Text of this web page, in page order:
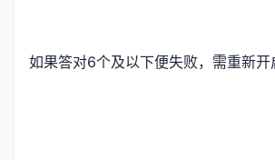
如果答对6个及以下便失败，需重新开